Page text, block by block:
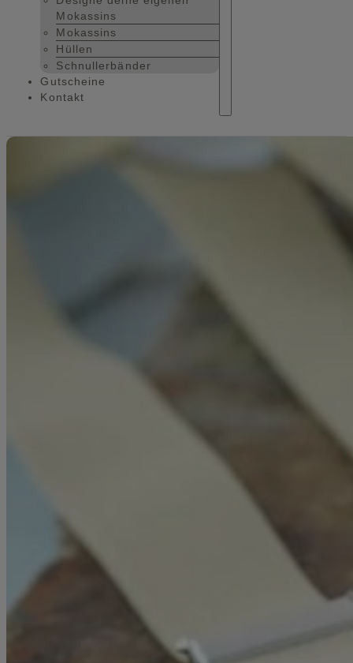
Mokassins
Mokassins
Hüllen
Schnullerbänder
Gutscheine
Kontakt